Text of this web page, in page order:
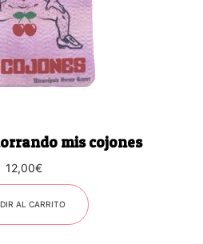
mis cojones
12,00€
AL CARRITO